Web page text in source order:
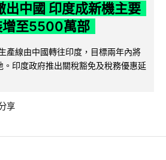
出中國 印度成新機主要
增至5500萬部
產線由中國轉往印度，目標兩年內將
。印度政府推出關稅豁免及稅務優惠延
享